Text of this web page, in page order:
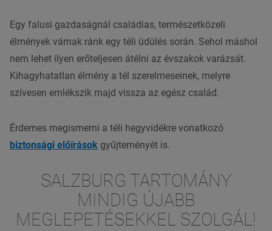
Egy falusi gazdaságnál családias, természetközeli
élmények várnak ránk egy téli üdülés során. Sehol máshol
nem lehet ilyen erőteljesen átélni az évszakok varázsát.
Kihagyhatatlan élmény a tél szerelmeseinek, melyre
szívesen emlékszik majd vissza az egész család.
Érdemes megismerni a téli hegyvidékre vonatkozó
biztonsági előírások gyűjteményét is.
SALZBURG TARTOMÁNY
MINDIG ÚJABB
MEGLEPETÉSEKKEL SZOLGÁL!